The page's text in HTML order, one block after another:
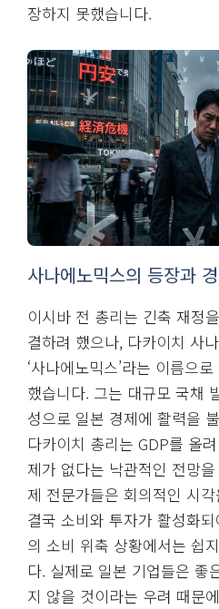
장하지 못했습니다.
사나에노믹스의 등장과
이시바 전 총리는 긴축 재정
결하려 했으나, 다카이치 사
‘사나에노믹스’라는 이름으
했습니다. 그는 대규모 국채
성으로 일본 경제에 활력을
다카이치 총리는 GDP를 올
제가 없다는 낙관적인 전망
제 전문가들은 회의적인 시
결국 소비와 투자가 활성화
의 소비 위축 상황에서는 쉽
다. 실제로 일본 기업들은 좋
지 않을 것이라는 우려 때문